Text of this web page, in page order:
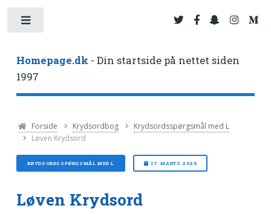
Homepage.dk - Din startside på nettet siden
1997
Forside Krydsordbog
Krydsordsspørgsmål med L
Løven Krydsord
KRYDSORDSSPØRGSMÅL MED L 17. MARTS 2026
Løven Krydsord